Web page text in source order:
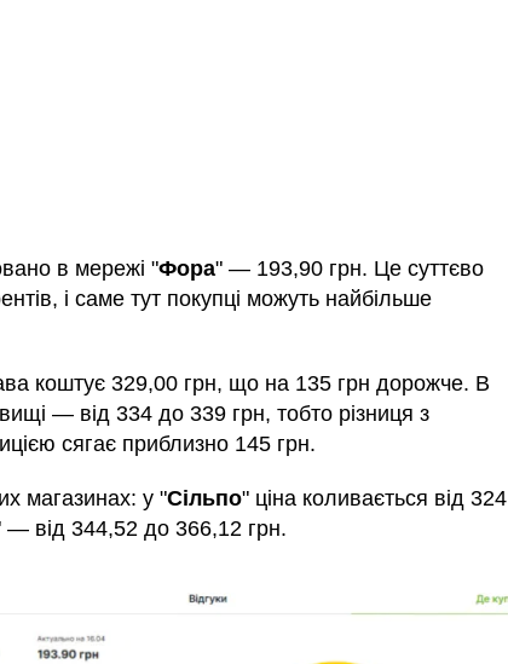
в мережі "Фора" — 193,90 грн. Це суттєво
і саме тут покупці можуть найбільше
коштує 329,00 грн, що на 135 грн дорожче. В
— від 334 до 339 грн, тобто різниця з
сягає приблизно 145 грн.
магазинах: у "Сільпо" ціна коливається від 324
— від 344,52 до 366,12 грн.